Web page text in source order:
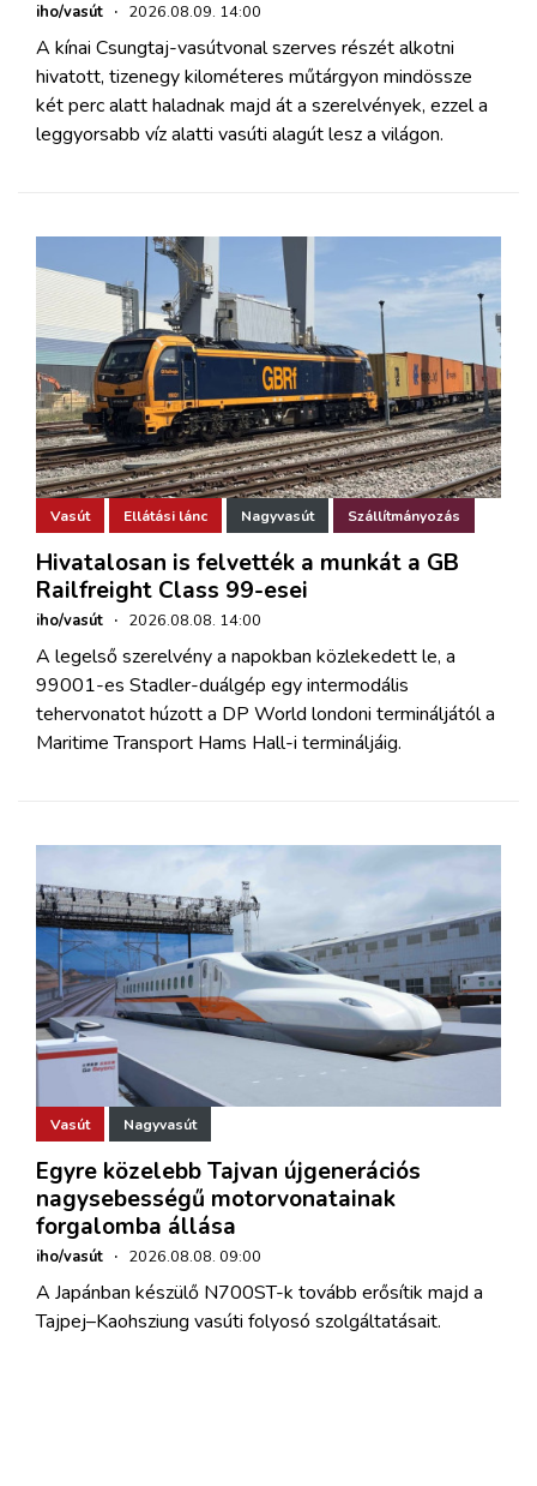
iho/vasút · 2026.08.09. 14:00
A kínai Csungtaj-vasútvonal szerves részét alkotni
hivatott, tizenegy kilométeres műtárgyon mindössze
két perc alatt haladnak majd át a szerelvények, ezzel a
leggyorsabb víz alatti vasúti alagút lesz a világon.
Vasút Ellátási lánc Nagyvasút Szállítmányozás
Hivatalosan is felvették a munkát a GB
Railfreight Class 99-esei
iho/vasút · 2026.08.08. 14:00
A legelső szerelvény a napokban közlekedett le, a
99001-es Stadler-duálgép egy intermodális
tehervonatot húzott a DP World londoni termináljától a
Maritime Transport Hams Hall-i termináljáig.
Vasút Nagyvasút
Egyre közelebb Tajvan újgenerációs
nagysebességű motorvonatainak
forgalomba állása
iho/vasút · 2026.08.08. 09:00
A Japánban készülő N700ST-k tovább erősítik majd a
Tajpej–Kaohsziung vasúti folyosó szolgáltatásait.